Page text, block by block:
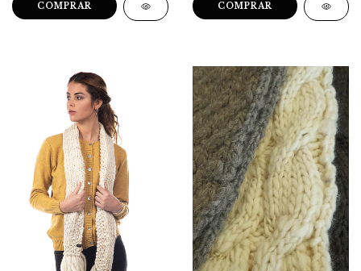
COMPRAR COMPRAR